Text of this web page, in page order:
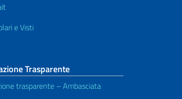
e Visti
Trasparente
trasparente – Ambasciata